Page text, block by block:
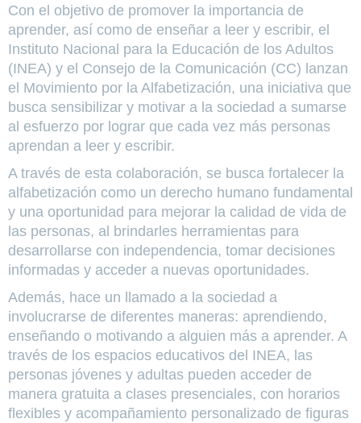
Con el objetivo de promover la importancia de
aprender, así como de enseñar a leer y escribir, el
Instituto Nacional para la Educación de los Adultos
(INEA) y el Consejo de la Comunicación (CC) lanzan
el Movimiento por la Alfabetización, una iniciativa que
busca sensibilizar y motivar a la sociedad a sumarse
al esfuerzo por lograr que cada vez más personas
aprendan a leer y escribir.
A través de esta colaboración, se busca fortalecer la
alfabetización como un derecho humano fundamental
y una oportunidad para mejorar la calidad de vida de
las personas, al brindarles herramientas para
desarrollarse con independencia, tomar decisiones
informadas y acceder a nuevas oportunidades.
Además, hace un llamado a la sociedad a
involucrarse de diferentes maneras: aprendiendo,
enseñando o motivando a alguien más a aprender. A
través de los espacios educativos del INEA, las
personas jóvenes y adultas pueden acceder de
manera gratuita a clases presenciales, con horarios
flexibles y acompañamiento personalizado de figuras